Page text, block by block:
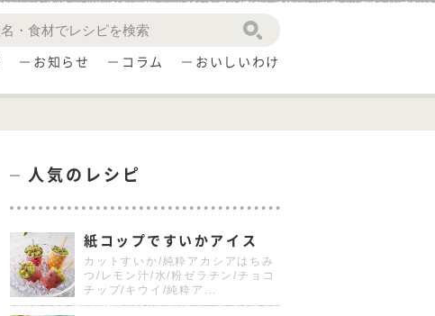
お知らせ コラム おいしいわけ
人気のレシピ
紙コップですいかアイス
カットすいか/純粋アカシアはちみ
つ/レモン汁/水/粉ゼラチン/チョコ
チップ/キウイ/純粋ア...